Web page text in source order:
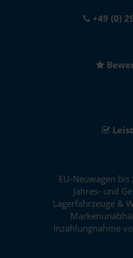
+49 (0)
EU-Neuwagen
Jahres- und
Lagerfahrzeuge &
Inzahlungnahme